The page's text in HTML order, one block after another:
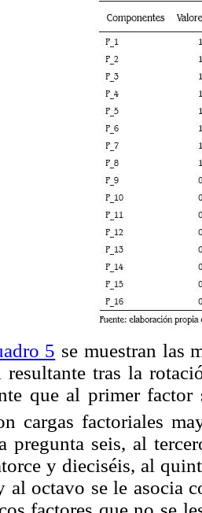
5 se muestran las
resultante tras la
que al primer
cargas factoriales
pregunta seis, al
y dieciséis, al
al octavo se le asocia